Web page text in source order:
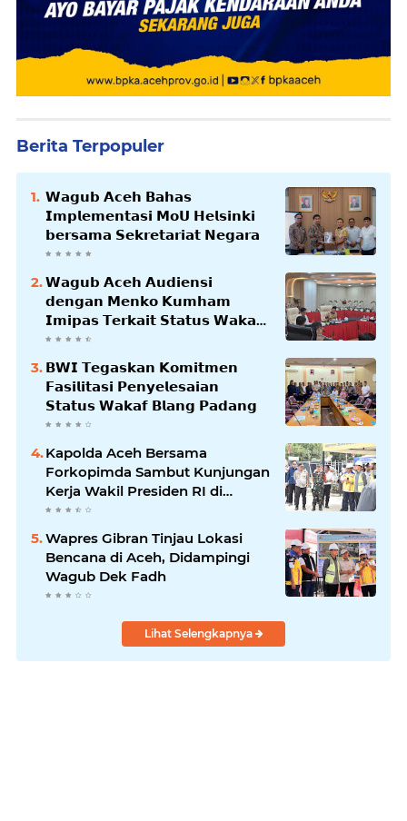
Berita Terpopuler
𝗪𝗮𝗴𝘂𝗯 𝗔𝗰𝗲𝗵 𝗕𝗮𝗵𝗮𝘀
𝗜𝗺𝗽𝗹𝗲𝗺𝗲𝗻𝘁𝗮𝘀𝗶 𝗠𝗼𝗨 𝗛𝗲𝗹𝘀𝗶𝗻𝗸𝗶
𝗯𝗲𝗿𝘀𝗮𝗺𝗮 𝗦𝗲𝗸𝗿𝗲𝘁𝗮𝗿𝗶𝗮𝘁 𝗡𝗲𝗴𝗮𝗿𝗮
𝗪𝗮𝗴𝘂𝗯 𝗔𝗰𝗲𝗵 𝗔𝘂𝗱𝗶𝗲𝗻𝘀𝗶
𝗱𝗲𝗻𝗴𝗮𝗻 𝗠𝗲𝗻𝗸𝗼 𝗞𝘂𝗺𝗵𝗮𝗺
𝗜𝗺𝗶𝗽𝗮𝘀 𝗧𝗲𝗿𝗸𝗮𝗶𝘁 𝗦𝘁𝗮𝘁𝘂𝘀 𝗪𝗮𝗸𝗮𝗳
𝗕𝗹𝗮𝗻𝗴𝗽𝗮𝗱𝗮𝗻𝗴
𝗕𝗪𝗜 𝗧𝗲𝗴𝗮𝘀𝗸𝗮𝗻 𝗞𝗼𝗺𝗶𝘁𝗺𝗲𝗻
𝗙𝗮𝘀𝗶𝗹𝗶𝘁𝗮𝘀𝗶 𝗣𝗲𝗻𝘆𝗲𝗹𝗲𝘀𝗮𝗶𝗮𝗻
𝗦𝘁𝗮𝘁𝘂𝘀 𝗪𝗮𝗸𝗮𝗳 𝗕𝗹𝗮𝗻𝗴 𝗣𝗮𝗱𝗮𝗻𝗴
Kapolda Aceh Bersama
Forkopimda Sambut Kunjungan
Kerja Wakil Presiden RI di
Kabupaten Bireuen
Wapres Gibran Tinjau Lokasi
Bencana di Aceh, Didampingi
Wagub Dek Fadh
Lihat Selengkapnya